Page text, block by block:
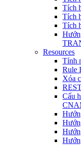
Tích
Tích
Tích
Resources
Tính
Rule
Xóa
Cấu